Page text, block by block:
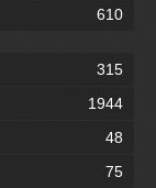
610
315
1944
48
75